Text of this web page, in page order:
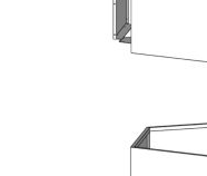
място за вашите
цветя.Повдигнат
качеството на
персонализирате
терен: Отвореното
намалява риска
корените не са